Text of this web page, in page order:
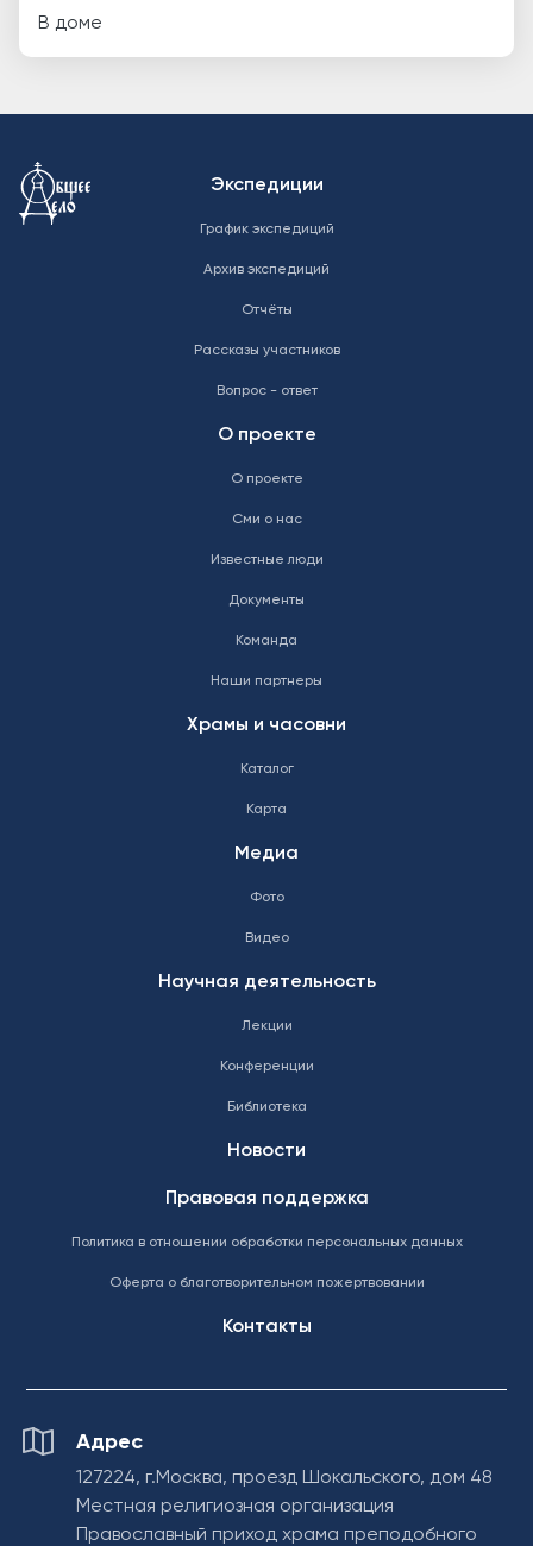
В доме
Меню в подвалеЭкспедиции
График экспедиций
Архив экспедиций
Отчёты
Рассказы участников
Вопрос - ответ
О проекте
О проекте
Сми о нас
Известные люди
Документы
Команда
Наши партнеры
Храмы и часовни
Каталог
Карта
Медиа
Фото
Видео
Научная деятельность
Лекции
Конференции
Библиотека
Новости
Правовая поддержка
Политика в отношении обработки персональных данных
Оферта о благотворительном пожертвовании
Контакты
Адрес
127224, г.Москва, проезд Шокальского, дом 48
Местная религиозная организация
Православный приход храма преподобного